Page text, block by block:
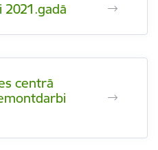
centrā